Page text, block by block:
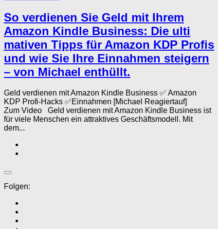
So verdienen Sie Geld mit Ihrem
Amazon Kindle Business: Die ulti
mativen Tipps für Amazon KDP Profis
und wie Sie Ihre Einnahmen steigern
– von Michael enthüllt.
Geld verdienen mit Amazon Kindle Business ✅ Amazon
KDP Profi-Hacks ✅Einnahmen [Michael Reagiertauf]
Zum Video Geld verdienen mit Amazon Kindle Business ist
für viele Menschen ein attraktives Geschäftsmodell. Mit
dem...
Folgen: